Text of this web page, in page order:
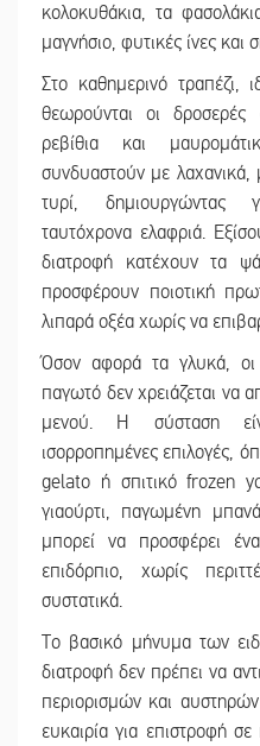
κολοκυθάκια, τα
μαγνήσιο, φυτικές ίνες και
Στο καθημερινό τραπέζι,
θεωρούνται οι
ρεβίθια και
συνδυαστούν με λαχανικά,
τυρί, δημιουργώντας
ταυτόχρονα ελαφριά.
διατροφή κατέχουν τα
προσφέρουν ποιοτική
λιπαρά οξέα χωρίς να
Όσον αφορά τα γλυκά, οι
παγωτό δεν χρειάζεται να
μενού. Η σύσταση
ισορροπημένες επιλογές,
gelato ή σπιτικό frozen
γιαούρτι, παγωμένη
μπορεί να προσφέρει
επιδόρπιο, χωρίς
συστατικά.
Το βασικό μήνυμα των
διατροφή δεν πρέπει να
περιορισμών και
ευκαιρία για επιστροφή